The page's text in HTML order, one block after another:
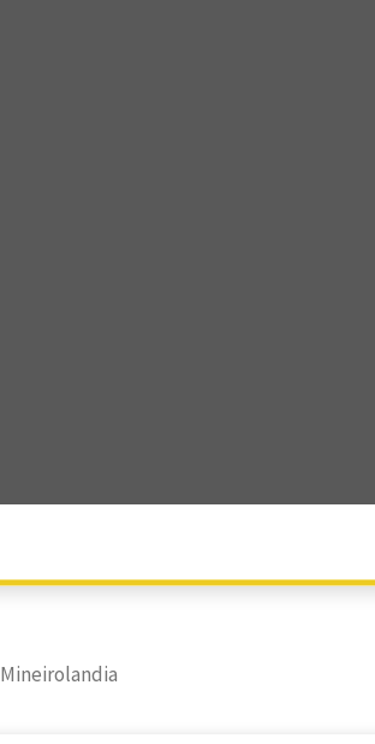
Mineirolandia